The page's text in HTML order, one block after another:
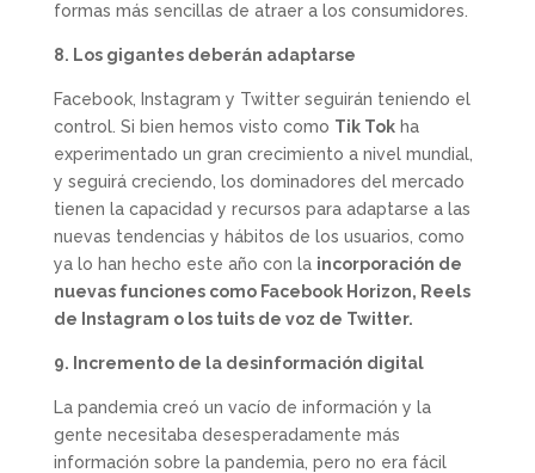
formas más sencillas de atraer a los consumidores.
8. Los gigantes deberán adaptarse
Facebook, Instagram y Twitter seguirán teniendo el
control. Si bien hemos visto como Tik Tokha
experimentado un gran crecimiento a nivel mundial,
y seguirá creciendo, los dominadores del mercado
tienen la capacidad y recursos para adaptarse a las
nuevas tendencias y hábitos de los usuarios, como
ya lo han hecho este año con la incorporación de
nuevas funciones como Facebook Horizon, Reels
de Instagram o los tuits de voz de Twitter.
9. Incremento de la desinformación digital
La pandemia creó un vacío de información y la
gente necesitaba desesperadamente más
información sobre la pandemia, pero no era fácil